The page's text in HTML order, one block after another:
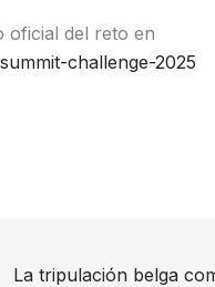
oficial del reto en
challenge-2025
La tripulación belga